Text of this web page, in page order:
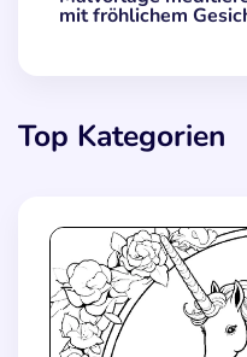
mit fröhlichem
Top Kategorien